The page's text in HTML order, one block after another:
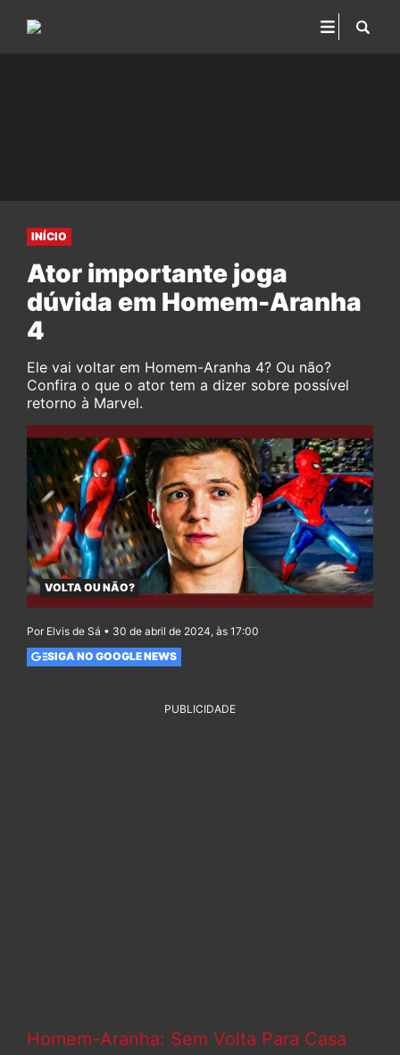
INÍCIO
Ator importante joga
dúvida em Homem-Aranha
4
Ele vai voltar em Homem-Aranha 4? Ou não?
Confira o que o ator tem a dizer sobre possível
retorno à Marvel.
VOLTA OU NÃO?
Por Elvis de Sá • 30 de abril de 2024, às 17:00
SIGA NO GOOGLE NEWS
PUBLICIDADE
Homem-Aranha: Sem Volta Para Casa